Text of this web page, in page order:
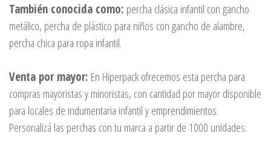
También conocida como: percha clásica infantil con gancho
metálico, percha de plástico para niños con gancho de alambre,
percha chica para ropa infantil.
Venta por mayor: En Hiperpack ofrecemos esta percha para
compras mayoristas y minoristas, con cantidad por mayor disponible
para locales de indumentaria infantil y emprendimientos.
Personalizá las perchas con tu marca a partir de 1000 unidades.